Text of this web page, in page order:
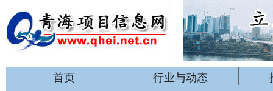
首页 行业与动态